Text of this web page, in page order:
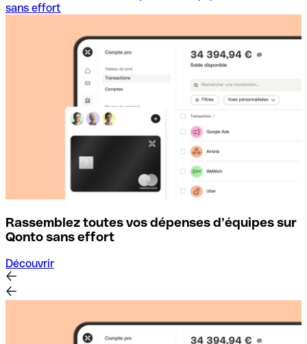
sans effort
Rassemblez toutes vos dépenses d’équipes sur
Qonto sans effort
Découvrir